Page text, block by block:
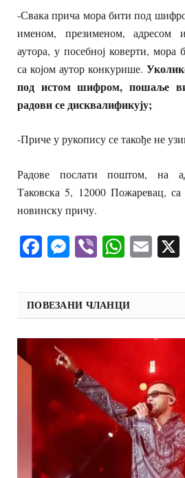
-Свака прича мора бити под
именом, презименом, адресом
аутора, у посебној коверти, мора
са којом аутор конкурише.
под истом шифром, пошаље
радови се дисквалификују;
-Приче у рукопису се такође не
Радове послати поштом, на
Таковска 5, 12000 Пожаревац, са
новинску причу.
Facebook
Messenger
Viber
ПОВЕЗАНИ ЧЛАНЦИ